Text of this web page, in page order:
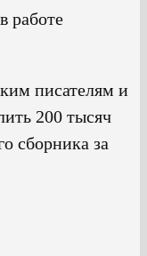
работе
писателям и
200 тысяч
сборника за